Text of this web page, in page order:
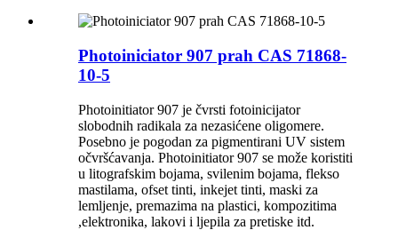
Photoiniciator 907 prah CAS 71868-
10-5
Photoinitiator 907 je čvrsti fotoinicijator
slobodnih radikala za nezasićene oligomere.
Posebno je pogodan za pigmentirani UV sistem
očvršćavanja. Photoinitiator 907 se može koristiti
u litografskim bojama, svilenim bojama, flekso
mastilama, ofset tinti, inkejet tinti, maski za
lemljenje, premazima na plastici, kompozitima
,elektronika, lakovi i ljepila za pretiske itd.